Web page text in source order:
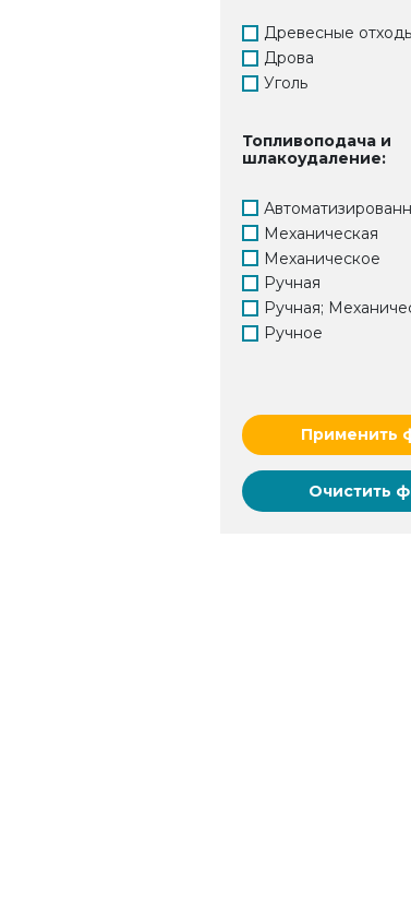
Древесные
Дрова
Уголь
Топливоподача и
шлакоудаление:
Механическая
Механическое
Ручная
Ручная;
Ручное
Применить
Очистить